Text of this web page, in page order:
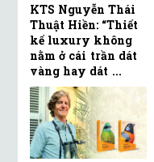
KTS Nguyễn Thái
Thuật Hiền: “Thiết
kế luxury không
nằm ở cái trần dát
vàng hay dát ...